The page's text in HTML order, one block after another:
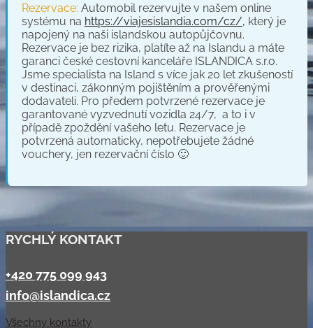
Rezervace: Automobil rezervujte v našem online
systému na https://viajesislandia.com/cz/, který je
napojený na naši islandskou autopůjčovnu.
Rezervace je bez rizika, platíte až na Islandu a máte
garanci české cestovní kanceláře ISLANDICA s.r.o.
Jsme specialista na Island s více jak 20 let zkušeností
v destinaci, zákonným pojištěním a prověřenými
dodavateli. Pro předem potvrzené rezervace je
garantované vyzvednutí vozidla 24/7, a to i v
případě zpoždění vašeho letu. Rezervace je
potvrzená automaticky, nepotřebujete žádné
vouchery, jen rezervační číslo 🙂
RYCHLÝ KONTAKT
+420 775 099 943
info@islandica.cz
Všechny kontakty